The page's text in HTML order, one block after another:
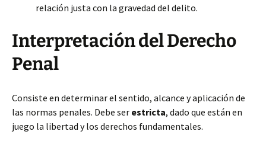
relación justa con la gravedad del delito.
Interpretación del Derecho
Penal
Consiste en determinar el sentido, alcance y aplicación de
las normas penales. Debe ser estricta, dado que están en
juego la libertad y los derechos fundamentales.